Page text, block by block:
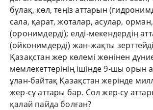
бұлақ, көл, теңіз аттарын
сала, қарат, жоталар, асулар,
(оронимдерді); елді-мекендердің
(ойконимдерді) жан-жақты
Қазақстан жер көлемі жөнінен
мемлекеттерінің ішінде 9-шы орын
ұлан-байтақ Қазақстан жерінде
жер-су аттары бар. Сол жер-су
қалай пайда болған?